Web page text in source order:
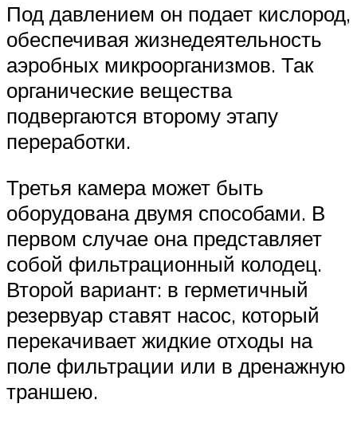
Под давлением он подает кислород,
обеспечивая жизнедеятельность
аэробных микроорганизмов. Так
органические вещества
подвергаются второму этапу
переработки.
Третья камера может быть
оборудована двумя способами. В
первом случае она представляет
собой фильтрационный колодец.
Второй вариант: в герметичный
резервуар ставят насос, который
перекачивает жидкие отходы на
поле фильтрации или в дренажную
траншею.